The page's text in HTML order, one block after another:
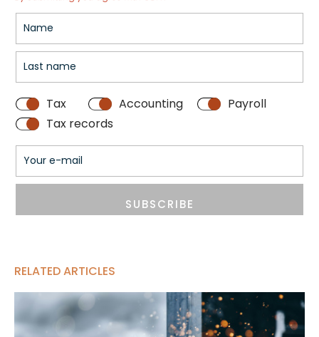
Tax Accounting
Payroll
Tax records
SUBSCRIBE
RELATED ARTICLES